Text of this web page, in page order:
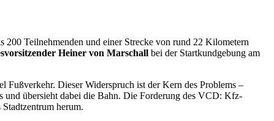
200 Teilnehmenden und einer Strecke von rund 22 Kilometern
Heiner von Marschall bei der Startkundgebung am
Dieser Widerspruch ist der Kern des Problems –
und übersieht dabei die Bahn. Die Forderung des VCD: Kfz-
herum.